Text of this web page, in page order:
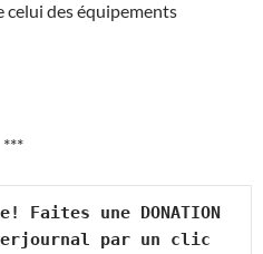
celui des équipements
***
une DONATION
par un clic